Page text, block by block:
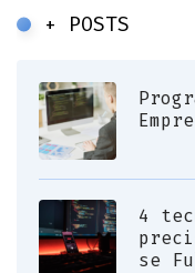
+ POSTS
4
se